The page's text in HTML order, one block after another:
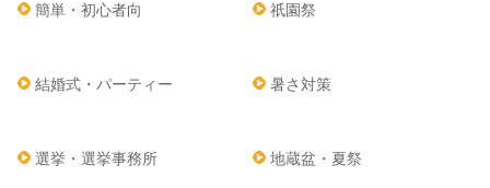
簡単・初心者向 祇園祭
結婚式・パーティー 暑さ対策
選挙・選挙事務所 地蔵盆・夏祭